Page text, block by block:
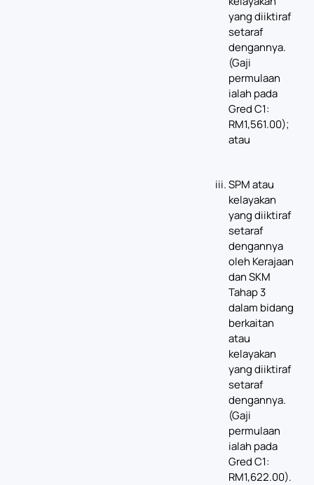
yang diiktiraf
setaraf
dengannya.
(Gaji
permulaan
ialah pada
Gred C1:
RM1,561.00);
atau
SPM atau
kelayakan
yang diiktiraf
setaraf
dengannya
oleh Kerajaan
dan SKM
Tahap 3
dalam bidang
berkaitan
atau
kelayakan
yang diiktiraf
setaraf
dengannya.
(Gaji
permulaan
ialah pada
Gred C1:
RM1,622.00).